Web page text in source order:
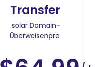
Transfer
.solar Domain-
Überweisenpreis